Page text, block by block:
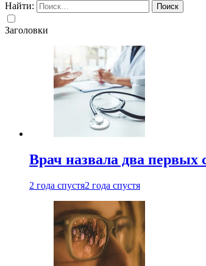
Найти:
Заголовки
Врач назвала два первых
2 года спустя2 года спустя